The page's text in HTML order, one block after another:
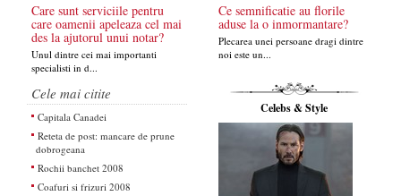
Care sunt serviciile pentru
care oamenii apeleaza cel mai
des la ajutorul unui notar?
Unul dintre cei mai importanti
specialisti in d...
Ce semnificatie au florile
aduse la o inmormantare?
Plecarea unei persoane dragi dintre
noi este un...
Cele mai citite
Capitala Canadei
Reteta de post: mancare de prune
dobrogeana
Rochii banchet 2008
Coafuri si frizuri 2008
Celebs & Style